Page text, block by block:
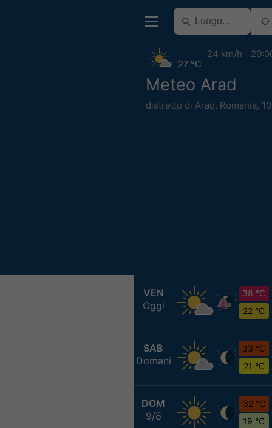
Meteo Arad
distretto di Arad, Romania,
27 °C
24 km/h
VEN
Oggi
38 °C
22 °C
SAB
Domani
33 °C
21 °C
DOM
9/8
32 °C
19 °C